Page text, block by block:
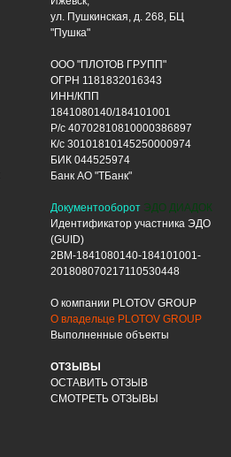
ул. Пушкинская, д. 268, БЦ
"Пушка"
ООО "ПЛОТОВ ГРУПП"
ОГРН 1181832016343
ИНН/КПП
1841080140/184101001
Р/с 40702810810000386897
К/с 30101810145250000974
БИК 044525974
Банк АО "ТБанк"
Документооборот ЭДО ДИАДОК
Идентификатор участника ЭДО
(GUID)
2BM-1841080140-184101001-
201808070217110530448
О компании PLOTOV GROUP
О владельце PLOTOV GROUP
Выполненные объекты
ОТЗЫВЫ
ОСТАВИТЬ ОТЗЫВ
СМОТРЕТЬ ОТЗЫВЫ